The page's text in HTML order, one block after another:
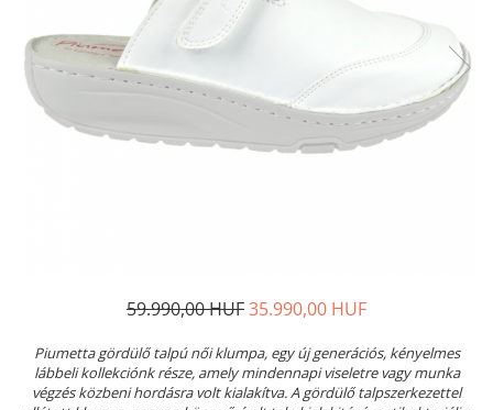
Női nyitott papucs - DOSS
Női szandál - DOSS
Férfi nyitott papucs - DOSS
Házi papucs - DOSS
PIUMETTA - gördülő talpú lábbeli
LEON KLOMPE LÁBBELI
Női csukott papucs - Leon
Férfi csukott papucs - Leon
Női nyitott papucs - Leon
59.990,00 HUF35.990,00 HUF
Piumetta gördülő talpú női klumpa, egy új generációs, kényelmes
lábbeli kollekciónk része, amely mindennapi viseletre vagy munka
végzés közbeni hordásra volt kialakítva. A gördülő talpszerkezettel